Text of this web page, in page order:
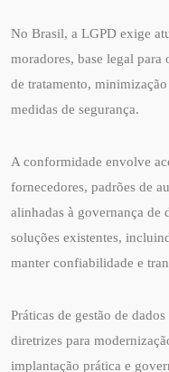
No Brasil, a LGPD exige
moradores, base legal para
de tratamento,
medidas de segurança.
A conformidade envolve
fornecedores, padrões de
alinhadas à governança de
soluções existentes,
manter confiabilidade e
Práticas de gestão de
diretrizes para
implantação prática e